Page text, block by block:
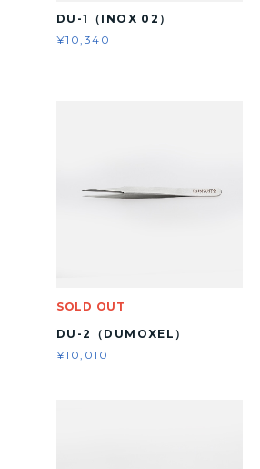
DU-1（INOX 02）
¥10,340
SOLD OUT
DU-2（DUMOXEL）
¥10,010